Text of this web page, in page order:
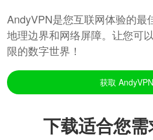
AndyVPN是您互联网体验的最
地理边界和网络屏障。让您可
限的数字世界！
获取 AndyVPN
下载适合您